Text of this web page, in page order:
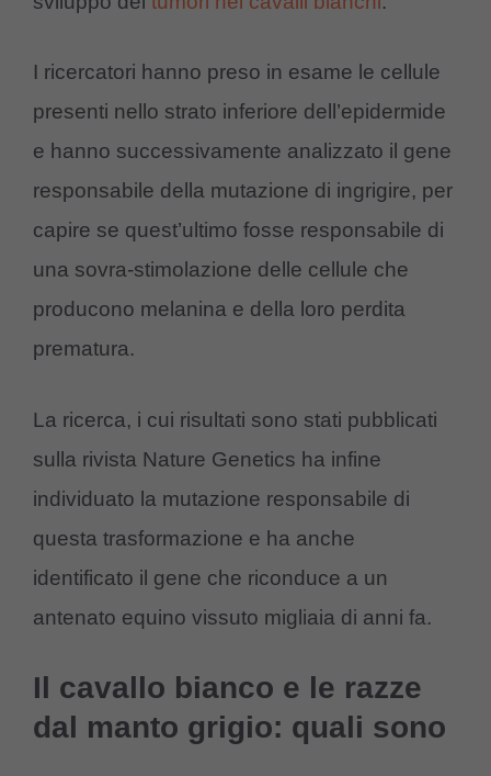
I ricercatori hanno preso in esame le cellule
presenti nello strato inferiore dell’epidermide
e hanno successivamente analizzato il gene
responsabile della mutazione di ingrigire, per
capire se quest’ultimo fosse responsabile di
una sovra-stimolazione delle cellule che
producono melanina e della loro perdita
prematura.
La ricerca, i cui risultati sono stati pubblicati
sulla rivista Nature Genetics ha infine
individuato la mutazione responsabile di
questa trasformazione e ha anche
identificato il gene che riconduce a un
antenato equino vissuto migliaia di anni fa.
Il cavallo bianco e le razze
dal manto grigio: quali sono